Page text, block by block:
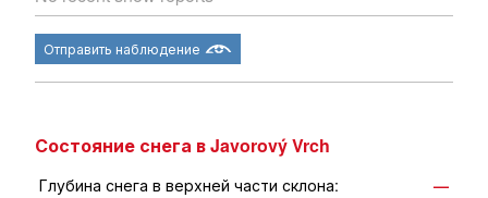
Отправить наблюдение
Состояние снега в Javorový Vrch
Глубина снега в верхней части склона:
—